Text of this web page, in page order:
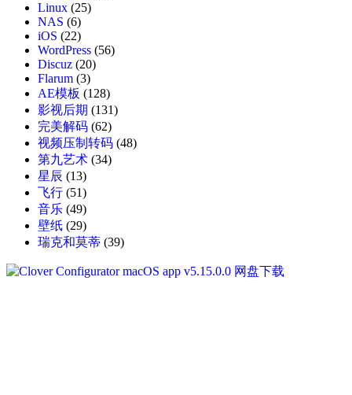
Linux (25)
NAS (6)
iOS (22)
WordPress (56)
Discuz (20)
Flarum (3)
AE模板 (128)
影视后期 (131)
完美解码 (62)
视频压制转码 (48)
第九艺术 (34)
星辰 (13)
飞行 (51)
音乐 (49)
壁纸 (29)
瑞克和莫蒂 (39)